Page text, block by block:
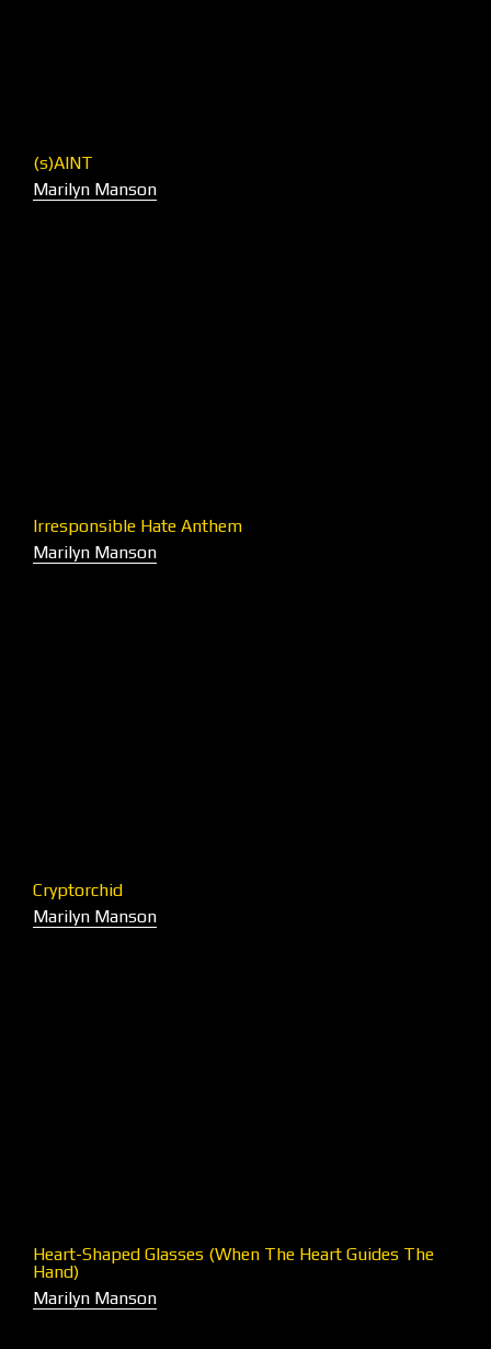
(s)AINT
Marilyn Manson
Irresponsible Hate Anthem
Marilyn Manson
Cryptorchid
Marilyn Manson
Heart-Shaped Glasses (When The Heart Guides The
Hand)
Marilyn Manson